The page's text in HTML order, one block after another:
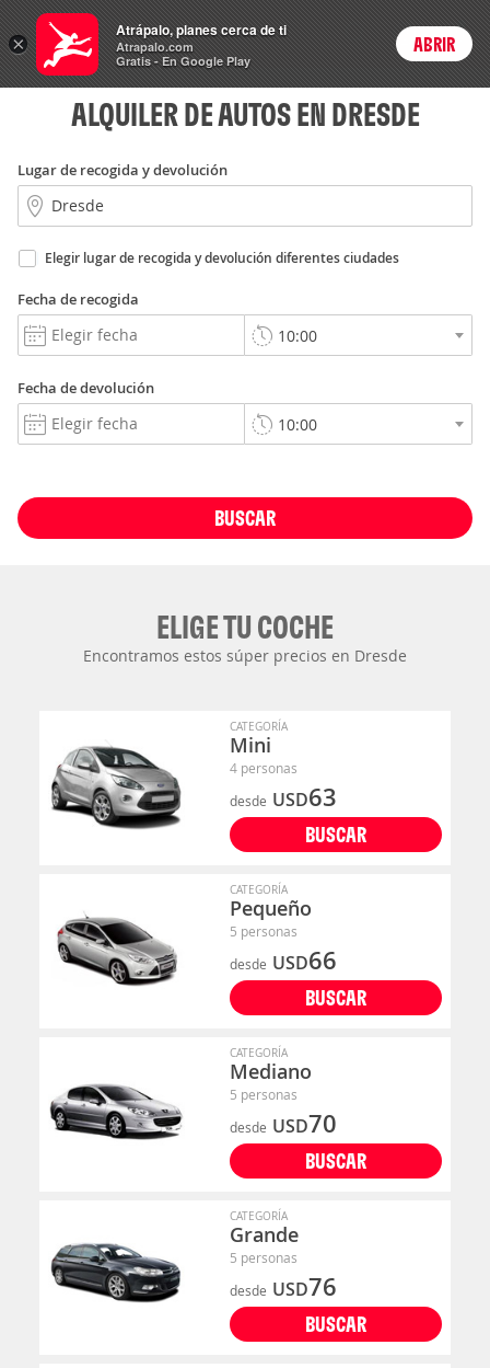
Rent
a Car Login
ALQUILER DE AUTOS EN DRESDE
Lugar de recogida y devolución
Elegir lugar de recogida y devolución diferentes ciudades
Fecha de recogida
Fecha de devolución
BUSCAR
ELIGE TU COCHE
Encontramos estos súper precios en Dresde
CATEGORÍA
Mini
4 personas
desde USD63
BUSCAR
CATEGORÍA
Pequeño
5 personas
desde USD66
BUSCAR
CATEGORÍA
Mediano
5 personas
desde USD70
BUSCAR
CATEGORÍA
Grande
5 personas
desde USD76
BUSCAR
×
Atrápalo, planes cerca de ti
Atrapalo.com
Gratis - En Google Play
ABRIR